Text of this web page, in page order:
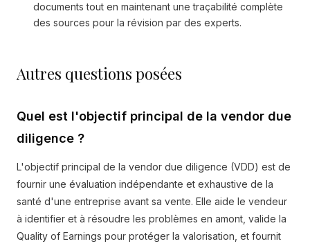
documents tout en maintenant une traçabilité complète
des sources pour la révision par des experts.
Autres questions posées
Quel est l'objectif principal de la vendor due
diligence ?
L'objectif principal de la vendor due diligence (VDD) est de
fournir une évaluation indépendante et exhaustive de la
santé d'une entreprise avant sa vente. Elle aide le vendeur
à identifier et à résoudre les problèmes en amont, valide la
Quality of Earnings pour protéger la valorisation, et fournit